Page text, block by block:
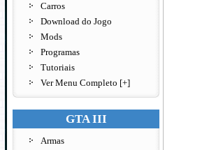
Carros
Download do Jogo
Mods
Programas
Tutoriais
Ver Menu Completo [+]
GTA III
Armas